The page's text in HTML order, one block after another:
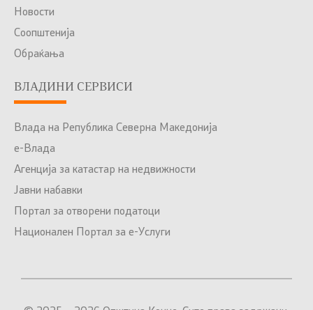
Новости
Соопштенија
Обраќања
ВЛАДИНИ СЕРВИСИ
Влада на Република Северна Македонија
е-Влада
Агенција за катастар на недвижности
Јавни набавки
Портал за отворени податоци
Национален Портал за е-Услуги